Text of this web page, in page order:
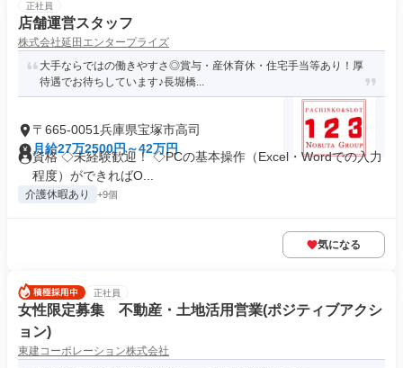
正社員
店舗運営スタッフ
株式会社延田エンタープライズ
大手ならではの働きやすさ◎賞与・産休育休・住宅手当等あり！厚
待遇でお待ちしています♪長堀橋...
〒665-0051兵庫県宝塚市高司
月給27万2500円～42万円
資格 ◇未経験歓迎！ ◇PCの基本操作（Excel・Wordでの入力
程度）ができればO...
介護休暇あり +9個
気になる
正社員
女性限定募集 不動産・土地活用営業(ポジティブアクシ
ョン)
東建コーポレーション株式会社